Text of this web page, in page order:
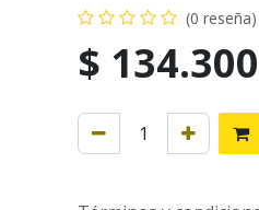
(0 reseña)
$ 134.300